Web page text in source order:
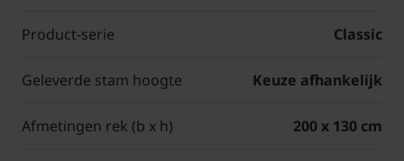
Product-serie Classic
Geleverde stam hoogte Keuze afhankelijk
Afmetingen rek (b x h) 200 x 130 cm